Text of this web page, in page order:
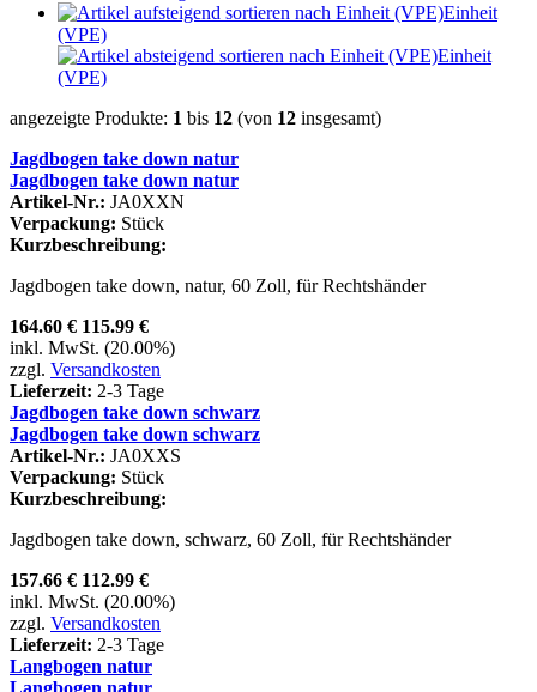
Einheit
(VPE)
Einheit
(VPE)
angezeigte Produkte: 1 bis 12 (von 12 insgesamt)
Jagdbogen take down natur
Jagdbogen take down natur
Artikel-Nr.: JA0XXN
Verpackung: Stück
Kurzbeschreibung:
Jagdbogen take down, natur, 60 Zoll, für Rechtshänder
164.60 € 115.99 €
inkl. MwSt. (20.00%)
zzgl. Versandkosten
Lieferzeit: 2-3 Tage
Jagdbogen take down schwarz
Jagdbogen take down schwarz
Artikel-Nr.: JA0XXS
Verpackung: Stück
Kurzbeschreibung:
Jagdbogen take down, schwarz, 60 Zoll, für Rechtshänder
157.66 € 112.99 €
inkl. MwSt. (20.00%)
zzgl. Versandkosten
Lieferzeit: 2-3 Tage
Langbogen natur